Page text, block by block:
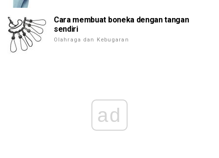
Cara membuat boneka dengan tangan
sendiri
Olahraga dan Kebugaran
ad